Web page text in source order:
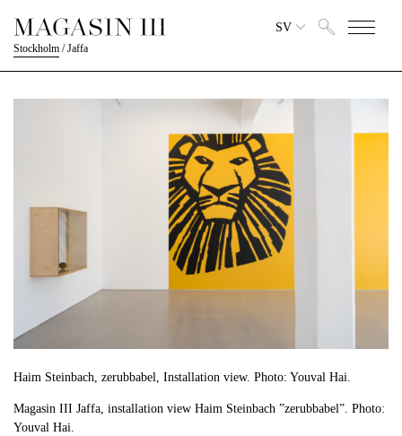
Stockholm /Jaffa
SV
Haim Steinbach, zerubbabel, Installation view. Photo: Youval Hai.
Magasin III Jaffa, installation view Haim Steinbach ”zerubbabel”. Photo:
Youval Hai.